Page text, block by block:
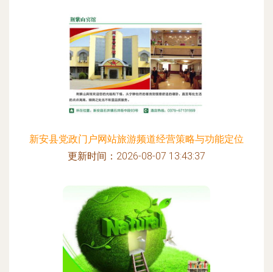
新安县党政门户网站旅游频道经营策略与功能定位
更新时间：2026-08-07 13:43:37